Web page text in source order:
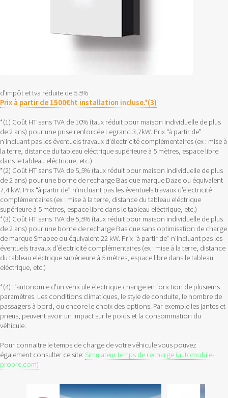
d’impôt et tva réduite de 5.5%
Prix à partir de 1500€ht installation incluse.*(3)
*(1) Coût HT sans TVA de 10% (taux réduit pour maison individuelle de plus
de 2 ans) pour une prise renforcée Legrand 3,7kW. Prix “à partir de”
n’incluant pas les éventuels travaux d’électricité complémentaires (ex : mise à
la terre, distance du tableau eléctrique supérieure à 5 mètres, espace libre
dans le tableau eléctrique, etc.)
*(2) Coût HT sans TVA de 5,5% (taux réduit pour maison individuelle de plus
de 2 ans) pour une borne de recharge Basique marque Daze ou équivalent
7,4 kW. Prix “à partir de” n’incluant pas les éventuels travaux d’électricité
complémentaires (ex : mise à la terre, distance du tableau eléctrique
supérieure à 5 mètres, espace libre dans le tableau eléctrique, etc.)
*(3) Coût HT sans TVA de 5,5% (taux réduit pour maison individuelle de plus
de 2 ans) pour une borne de recharge Basique sans optimisation de charge
de marque Smapee ou équivalent 22 kW. Prix “à partir de” n’incluant pas les
éventuels travaux d’électricité complémentaires (ex : mise à la terre, distance
du tableau eléctrique supérieure à 5 mètres, espace libre dans le tableau
eléctrique, etc.)
*(4) L’autonomie d'un véhicule électrique change en fonction de plusieurs
paramètres. Les conditions climatiques, le style de conduite, le nombre de
passagers à bord, ou encore le choix des options. Par exemple les jantes et
pneus, peuvent avoir un impact sur le poids et la consommation du
véhicule.
Pour connaitre le temps de charge de votre véhicule vous pouvez
également consulter ce site: Simulateur temps de recharge (automobile-
propre.com)